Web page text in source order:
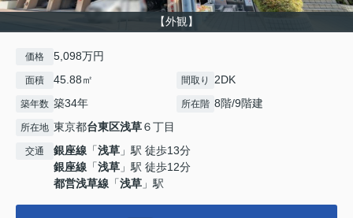
【外観】
価格 5,098万円
面積 45.88㎡ 間取り 2DK
築年数 築34年 所在階 8階/9階建
所在地 東京都台東区浅草６丁目
交通 銀座線 「浅草 」駅 徒歩13分
銀座線 「浅草 」駅 徒歩12分
都営浅草線 「浅草 」駅